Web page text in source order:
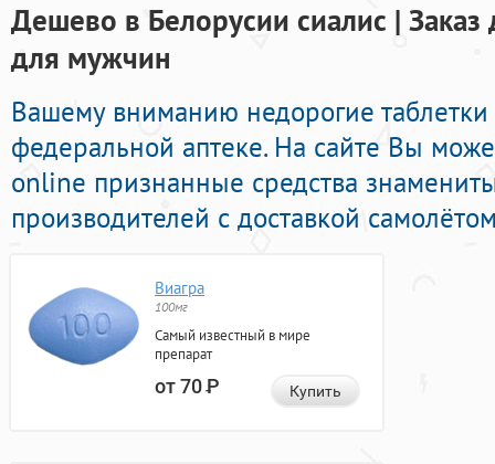
Дешево в Белорусии сиалис |
для мужчин
Вашему вниманию недорогие
федеральной аптеке. На сайте Вы
online признанные средства
производителей с доставкой
Виагра
100мг
Самый известный в мире
препарат
от 70Р Купить